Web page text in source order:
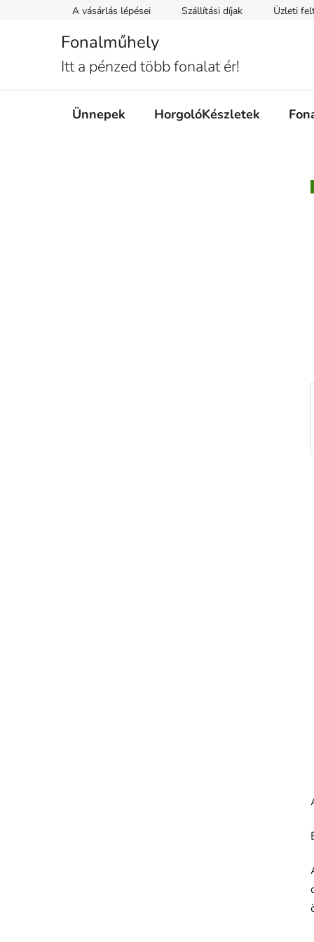
A vásárlás lépései Szállítási díjak Üzleti
Fonalműhely
Itt a pénzed több fonalat ér!
Ünnepek HorgolóKészletek